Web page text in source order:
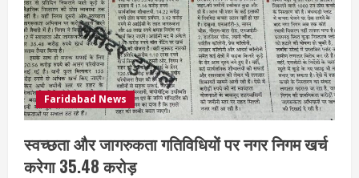
Faridabad News
स्वच्छता और जागरुकता गतिविधियों पर नगर निगम खर्च
करेगा 35.48 करोड़